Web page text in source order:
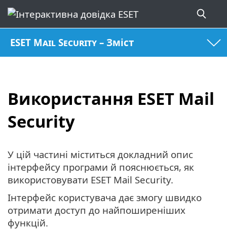
ESET Mail Security – Зміст
Використання ESET Mail
Security
У цій частині міститься докладний опис
інтерфейсу програми й пояснюється, як
використовувати ESET Mail Security.
Інтерфейс користувача дає змогу швидко
отримати доступ до найпоширеніших
функцій.